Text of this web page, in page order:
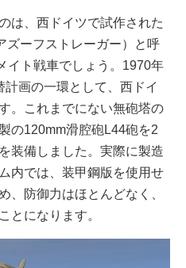
は、西ドイツで試作された
ズーフストレーガー）と呼
イト戦車でしょう。1970年
画の一環として、西ドイ
。これまでにない無砲塔の
の120mm滑腔砲L44砲を2
装備しました。実際に製造
内では、装甲鋼版を使用せ
、防御力はほとんどなく、
とになります。